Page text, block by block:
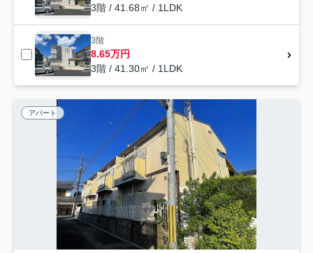
3階 / 41.68㎡ / 1LDK
3階
8.65万円
3階 / 41.30㎡ / 1LDK
アパート